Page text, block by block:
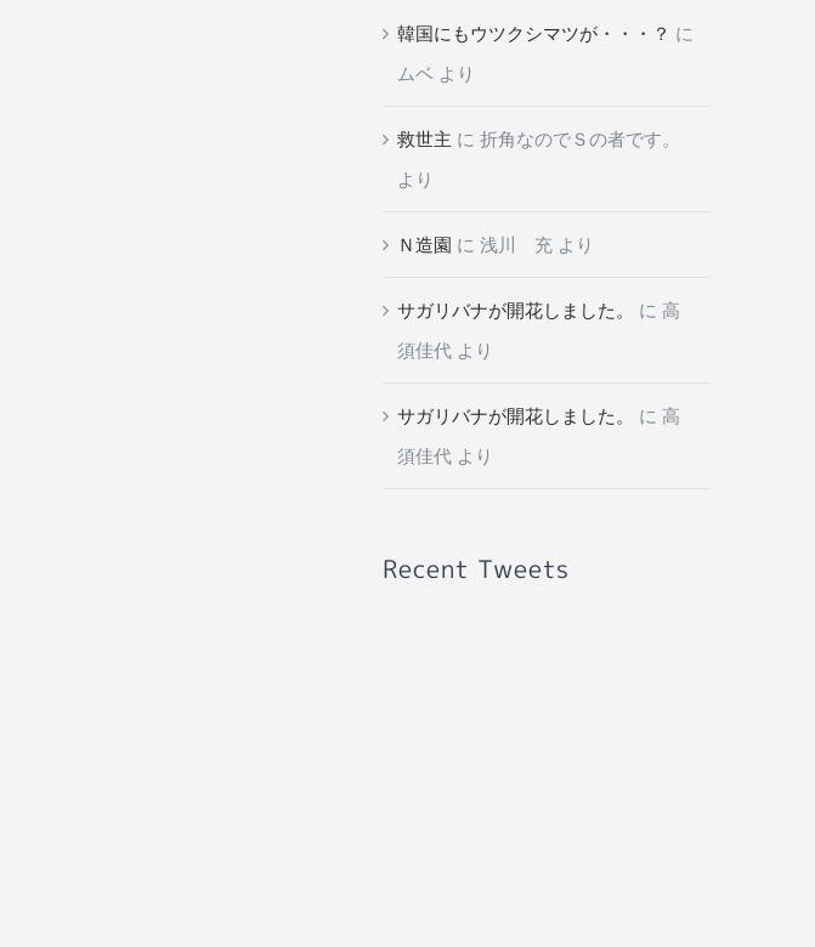
韓国にもウツクシマツが・・・？ に
ムベ より
救世主 に 折角なのでＳの者です。
より
Ｎ造園 に 浅川 充より
サガリバナが開花しました。 に 高
須佳代より
サガリバナが開花しました。 に 高
須佳代より
Recent Tweets